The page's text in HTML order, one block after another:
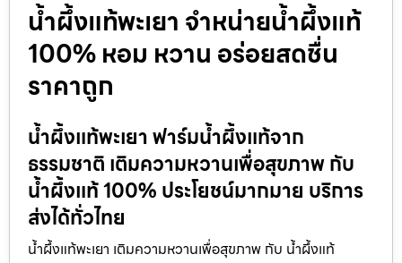
น้ำผึ้งแท้พะเยา จำหน่ายน้ำผึ้งแท้
100% หอม หวาน อร่อยสดชื่น
ราคาถูก
น้ำผึ้งแท้พะเยา ฟาร์มน้ำผึ้งแท้จาก
ธรรมชาติ เติมความหวานเพื่อสุขภาพ กับ
น้ำผึ้งแท้ 100% ประโยชน์มากมาย บริการ
ส่งได้ทั่วไทย
น้ำผึ้งแท้พะเยา เติมความหวานเพื่อสุขภาพ กับ น้ำผึ้งแท้